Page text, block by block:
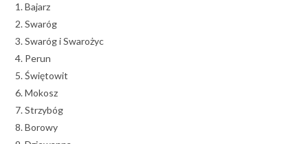
1. Bajarz
2. Swaróg
3. Swaróg i Swarożyc
4. Perun
5. Świętowit
6. Mokosz
7. Strzybóg
8. Borowy